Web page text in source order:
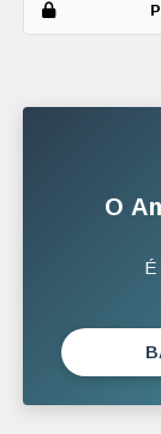
AGOSTO
O
É